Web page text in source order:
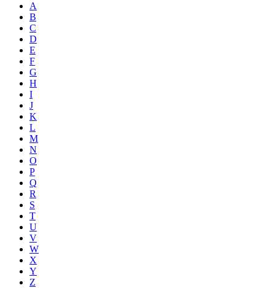
A
B
C
D
E
F
G
H
I
J
K
L
M
N
O
P
Q
R
S
T
U
V
W
X
Y
Z